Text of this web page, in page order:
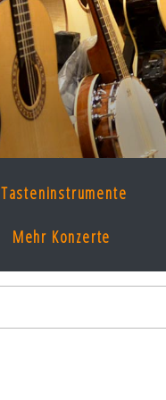
Tasteninstrumente
Mehr Konzerte